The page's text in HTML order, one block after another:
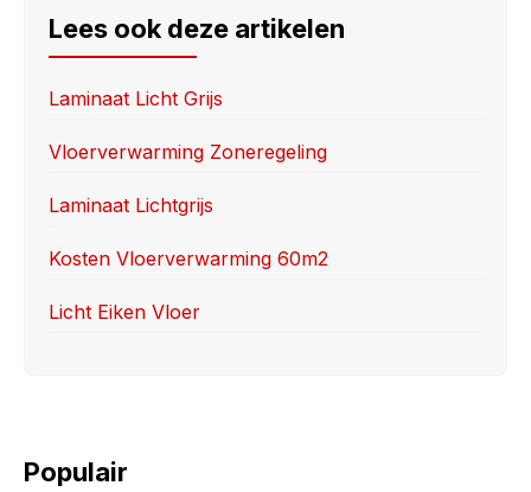
e
b
o
o
o
d
o
n
e
Lees ook deze artikelen
Laminaat Licht Grijs
Vloerverwarming Zoneregeling
Laminaat Lichtgrijs
Kosten Vloerverwarming 60m2
Licht Eiken Vloer
Populair